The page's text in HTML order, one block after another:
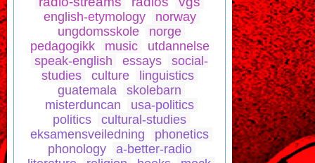
english-etymology
norway
ungdomsskole
norge
pedagogikk
music
utdannelse
speak-english
essays
social-
studies
culture
linguistics
guatemala
skolebarn
misterduncan
usa-politics
politics
cultural-studies
eksamensveiledning
phonetics
phonology
a-better-radio